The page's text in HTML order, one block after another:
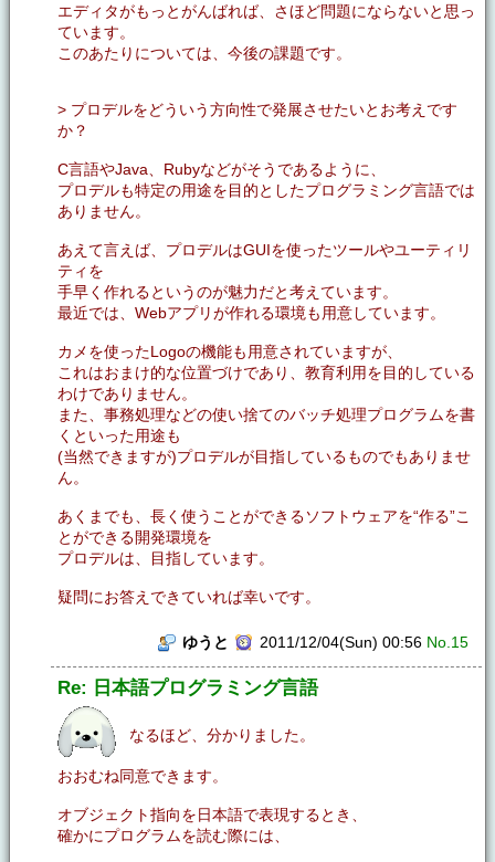
エディタがもっとがんばれば、さほど問題にならないと思っ
ています。
このあたりについては、今後の課題です。
> プロデルをどういう方向性で発展させたいとお考えです
か？
C言語やJava、Rubyなどがそうであるように、
プロデルも特定の用途を目的としたプログラミング言語では
ありません。
あえて言えば、プロデルはGUIを使ったツールやユーティリ
ティを
手早く作れるというのが魅力だと考えています。
最近では、Webアプリが作れる環境も用意しています。
カメを使ったLogoの機能も用意されていますが、
これはおまけ的な位置づけであり、教育利用を目的している
わけでありません。
また、事務処理などの使い捨てのバッチ処理プログラムを書
くといった用途も
(当然できますが)プロデルが目指しているものでもありませ
ん。
あくまでも、長く使うことができるソフトウェアを“作る”こ
とができる開発環境を
プロデルは、目指しています。
疑問にお答えできていれば幸いです。
ゆうと 2011/12/04(Sun) 00:56 No.15
Re: 日本語プログラミング言語
なるほど、分かりました。
おおむね同意できます。
オブジェクト指向を日本語で表現するとき、
確かにプログラムを読む際には、